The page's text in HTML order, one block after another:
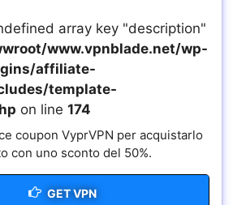
array key "description"
www.vpnblade.net/wp-
affiliate-
template-
on line 174
coupon VyprVPN per acquistarlo
con uno sconto del 50%.
GET VPN